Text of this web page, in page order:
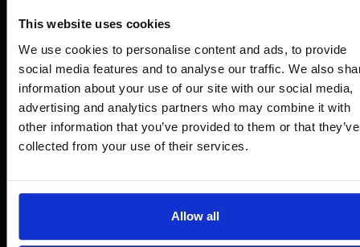
This website uses cookies
We use cookies to personalise content and ads, to provide
social media features and to analyse our traffic. We also
information about your use of our site with our social media,
advertising and analytics partners who may combine it with
other information that you’ve provided to them or that they’ve
collected from your use of their services.
Allow all
eines Rückrufs muss der Anbieter dem Verbraucher die
Produkt derselben Art zu ersetzen oder den Wert des
erstatten.
Angesichts dieser Vorschriften sollten Online-Händler
sicherstellen, dass die Sicherheitsinformationen zu
ihren Plattformen klar und leicht verständlich sind. Dies
sondern hilft den Shops auch, Konsequenzen aufgrund von
regelkonformen Produktinformationen zu vermeiden. Die
Verordnung tritt am 13. Dezember 2024 in Kraft, daher ist